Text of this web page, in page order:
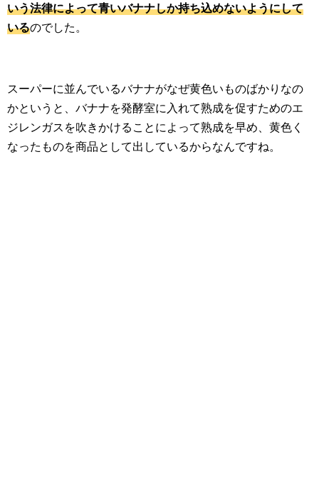
いう法律によって青いバナナしか持ち込めないようにして
いるのでした。
スーパーに並んでいるバナナがなぜ黄色いものばかりなの
かというと、バナナを発酵室に入れて熟成を促すためのエ
ジレンガスを吹きかけることによって熟成を早め、黄色く
なったものを商品として出しているからなんですね。